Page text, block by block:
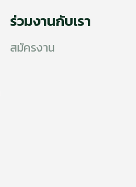
ร่วมงานกับเรา
สมัครงาน